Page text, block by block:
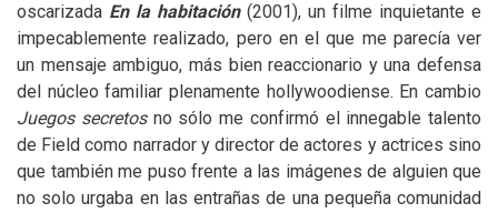
oscarizada En la habitación(2001), un filme inquietante e
impecablemente realizado, pero en el que me parecía ver
un mensaje ambiguo, más bien reaccionario y una defensa
del núcleo familiar plenamente hollywoodiense. En cambio
Juegos secretosno sólo me confirmó el innegable talento
de Field como narrador y director de actores y actrices sino
que también me puso frente a las imágenes de alguien que
no solo urgaba en las entrañas de una pequeña comunidad